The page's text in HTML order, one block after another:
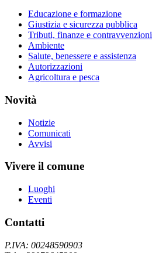
Educazione e formazione
Giustizia e sicurezza pubblica
Tributi, finanze e contravvenzioni
Ambiente
Salute, benessere e assistenza
Autorizzazioni
Agricoltura e pesca
Novità
Notizie
Comunicati
Avvisi
Vivere il comune
Luoghi
Eventi
Contatti
P.IVA: 00248590903